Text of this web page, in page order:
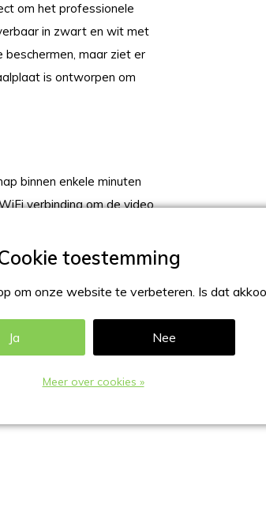
om het professionele
in zwart en wit met
beschermen, maar ziet er
is ontworpen om
binnen enkele minuten
verbinding om de video
om onze website te verbeteren. Is dat
Ja Nee
Meer over cookies »